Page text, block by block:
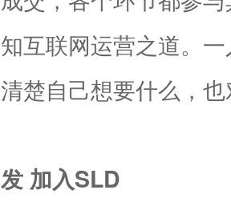
互联网运营之道。
楚自己想要什么，
加入SLD